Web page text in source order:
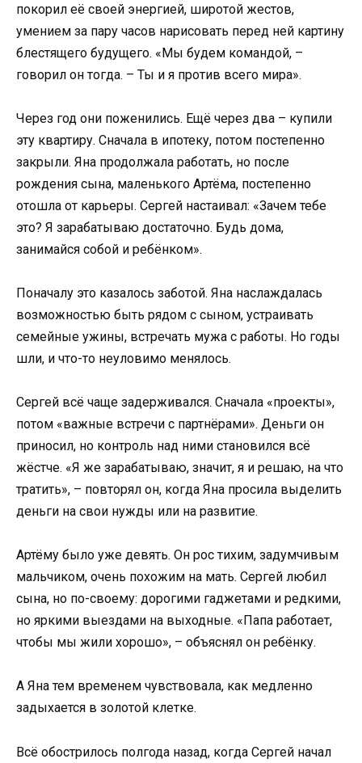
покорил её своей энергией, широтой жестов,
умением за пару часов нарисовать перед ней картину
блестящего будущего. «Мы будем командой, –
говорил он тогда. – Ты и я против всего мира».
Через год они поженились. Ещё через два – купили
эту квартиру. Сначала в ипотеку, потом постепенно
закрыли. Яна продолжала работать, но после
рождения сына, маленького Артёма, постепенно
отошла от карьеры. Сергей настаивал: «Зачем тебе
это? Я зарабатываю достаточно. Будь дома,
занимайся собой и ребёнком».
Поначалу это казалось заботой. Яна наслаждалась
возможностью быть рядом с сыном, устраивать
семейные ужины, встречать мужа с работы. Но годы
шли, и что-то неуловимо менялось.
Сергей всё чаще задерживался. Сначала «проекты»,
потом «важные встречи с партнёрами». Деньги он
приносил, но контроль над ними становился всё
жёстче. «Я же зарабатываю, значит, я и решаю, на что
тратить», – повторял он, когда Яна просила выделить
деньги на свои нужды или на развитие.
Артёму было уже девять. Он рос тихим, задумчивым
мальчиком, очень похожим на мать. Сергей любил
сына, но по-своему: дорогими гаджетами и редкими,
но яркими выездами на выходные. «Папа работает,
чтобы мы жили хорошо», – объяснял он ребёнку.
А Яна тем временем чувствовала, как медленно
задыхается в золотой клетке.
Всё обострилось полгода назад, когда Сергей начал